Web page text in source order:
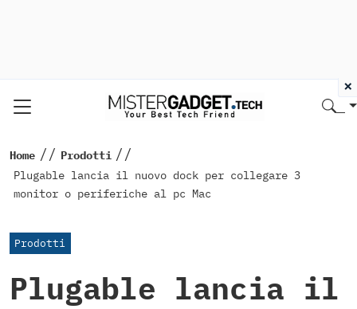
Home // Prodotti //
Plugable lancia il nuovo dock per collegare 3
monitor o periferiche al pc Mac
Prodotti
Plugable lancia il
×